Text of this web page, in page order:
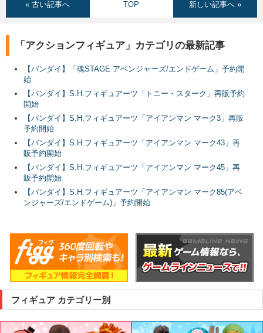
« 古い記事へ TOP 新しい記事へ »
「アクションフィギュア」カテゴリの最新記事
【バンダイ】「魂STAGE アベンジャーズ/エンドゲーム」予約開
始
【バンダイ】S.H.フィギュアーツ「トニー・スターク」再販予約
開始
【バンダイ】S.H.フィギュアーツ「アイアンマン マーク3」再販
予約開始
【バンダイ】S.H.フィギュアーツ「アイアンマン マーク43」再
販予約開始
【バンダイ】S.H.フィギュアーツ「アイアンマン マーク45」再
販予約開始
【バンダイ】S.H.フィギュアーツ「アイアンマン マーク85(アベ
ンジャーズ/エンドゲーム)」予約開始
フィギュア カテゴリー別